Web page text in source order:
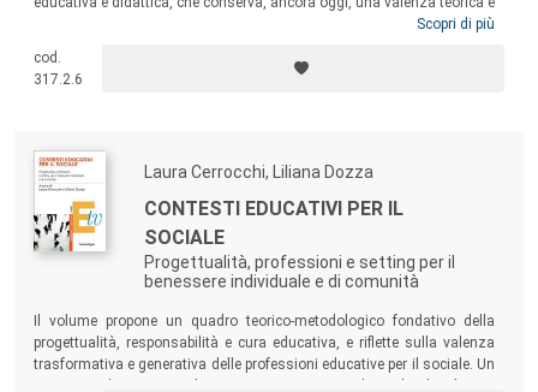
pratica. Attraverso il contributo di diversi autori, il volume fa evolvere il
dell’elaborazione di modelli capaci di rispondere in chiave aggiornata
alle istanze poste al sistema scolastico dalle evoluzioni culturali e
Scopri di più
cod.
317.2.6
Laura Cerrocchi, Liliana Dozza
CONTESTI EDUCATIVI PER IL
SOCIALE
Progettualità, professioni e setting per il
benessere individuale e di comunità
Il volume propone un quadro teorico-metodologico fondativo della
progettualità, responsabilità e cura educativa, e riflette sulla valenza
trasformativa e generativa delle professioni educative per il sociale. Un